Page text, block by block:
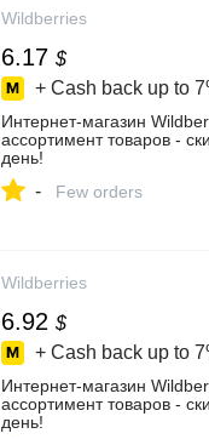
Wildberries
6.17 $
+ Cash back up to
Интернет‑магазин
ассортимент товаров -
день!
- Few orders
Wildberries
6.92 $
+ Cash back up to
Интернет‑магазин
ассортимент товаров -
день!